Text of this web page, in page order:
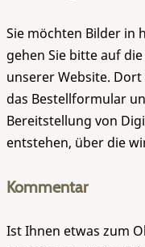
Sie möchten Bilder in
gehen Sie bitte auf die
unserer Website.
das Bestellformular
Bereitstellung von
entstehen, über die
Kommentar
Ist Ihnen etwas zum